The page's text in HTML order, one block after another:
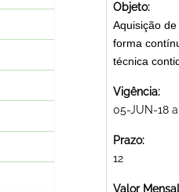
Objeto:
Aquisição
forma
técnica
Vigência:
05-JUN-18
Prazo:
12
Valor